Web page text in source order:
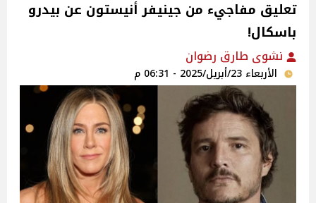
تعليق مفاجيء من جينيفر أنيستون عن بيدرو
باسكال!
نشوى طارق رضوان
الأربعاء 23/أبريل/2025 - 06:31 م